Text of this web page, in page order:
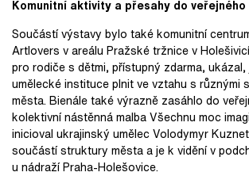
Komunitní aktivity a přesahy do
Součástí výstavy bylo také komunitní
Artlovers v areálu Pražské tržnice v
pro rodiče s dětmi, přístupný zdarma,
umělecké instituce plnit ve vztahu s různými
města. Bienále také výrazně zasáhlo do
kolektivní nástěnná malba Všechnu moc
inicioval ukrajinský umělec Volodymyr
součástí struktury města a je k vidění v
u nádraží Praha-Holešovice.